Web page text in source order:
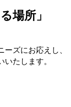
場所」
ズにお応えし、
たします。